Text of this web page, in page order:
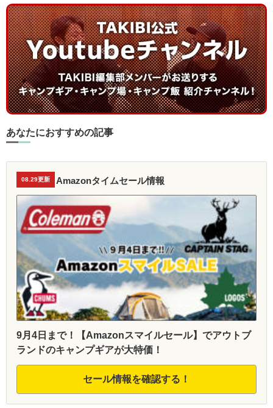
あなたにおすすめの記事
08.29更新 Amazonタイムセール情報
9月4日まで！【Amazonスマイルセール】でアウトブ
ランドのキャンプギアが大特価！
セール情報を確認する！